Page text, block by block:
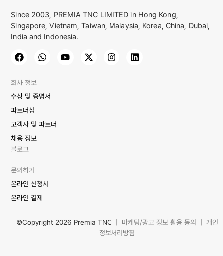
Since 2003, PREMIA TNC LIMITED in Hong Kong,
Singapore, Vietnam, Taiwan, Malaysia, Korea, China, Dubai,
India and Indonesia.
회사 정보
수상 및 증명서
파트너십
고객사 및 파트너
채용 정보
블로그
문의하기
온라인 신청서
온라인 결제
©Copyright 2026 Premia TNC | 마케팅/광고 정보 활용 동의 | 개인
정보처리방침